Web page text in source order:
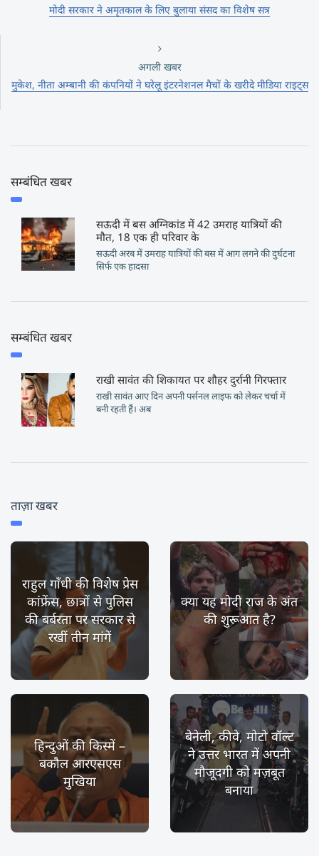
मोदी सरकार ने अमृतकाल के लिए बुलाया संसद का विशेष सत्र
अगली खबर
मुकेश, नीता अम्बानी की कंपनियों ने घरेलू इंटरनेशनल मैचों के खरीदे मीडिया राइट्स
सम्बंधित खबर
सऊदी में बस अग्निकांड में 42 उमराह यात्रियों की
मौत, 18 एक ही परिवार के
सऊदी अरब में उमराह यात्रियों की बस में आग लगने की दुर्घटना
सिर्फ एक हादसा
सम्बंधित खबर
राखी सावंत की शिकायत पर शौहर दुर्रानी गिरफ्तार
राखी सावंत आए दिन अपनी पर्सनल लाइफ को लेकर चर्चा में
बनी रहती हैं। अब
ताज़ा खबर
राहुल गाँधी की विशेष प्रेस
कांफ्रेंस, छात्रों से पुलिस
की बर्बरता पर सरकार से
रखीं तीन मांगें
क्या यह मोदी राज के अंत
की शुरूआत है?
हिन्दुओं की किस्में –
बकौल आरएसएस
मुखिया
बेनेली, कीवे, मोटो वॉल्ट
ने उत्तर भारत में अपनी
मौजूदगी को मज़बूत
बनाया